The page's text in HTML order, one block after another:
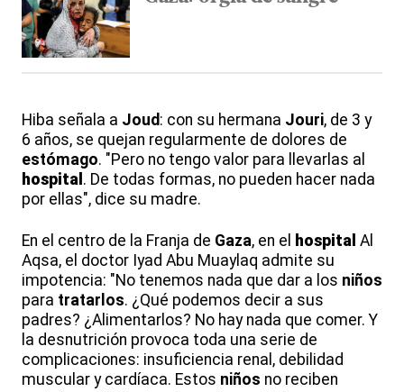
Hiba señala a Joud: con su hermana Jouri, de 3 y
6 años, se quejan regularmente de dolores de
estómago. "Pero no tengo valor para llevarlas al
hospital . De todas formas, no pueden hacer nada
por ellas", dice su madre.
En el centro de la Franja de Gaza, en el hospital Al
Aqsa, el doctor Iyad Abu Muaylaq admite su
impotencia: "No tenemos nada que dar a los niños
para tratarlos. ¿Qué podemos decir a sus
padres? ¿Alimentarlos? No hay nada que comer. Y
la desnutrición provoca toda una serie de
complicaciones: insuficiencia renal, debilidad
muscular y cardíaca. Estos niños no reciben